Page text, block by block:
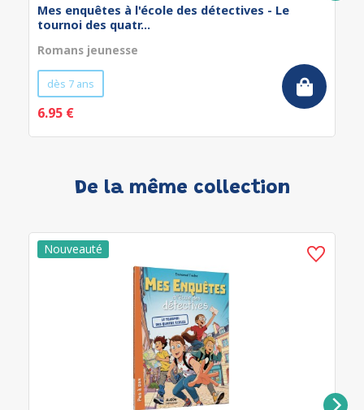
Mes enquêtes à l'école des détectives - Le
tournoi des quatr...
Romans jeunesse
dès 7 ans
6.95 €
De la même collection